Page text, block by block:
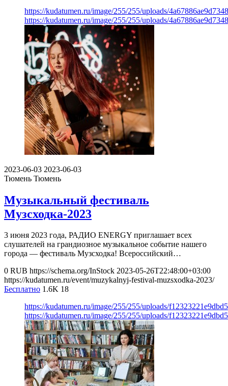
https://kudatumen.ru/image/255/255/uploads/
https://kudatumen.ru/image/255/255/uploads/
2023-06-03 2023-06-03
Тюмень Тюмень
Музыкальный фестиваль
Музсходка-2023
3 июня 2023 года, РАДИО ENERGY приглашает всех
слушателей на грандиозное музыкальное событие нашего
города — фестиваль Музсходка! Всероссийский…
0 RUB https://schema.org/InStock 2023-05-26T22:48:00+03:00
https://kudatumen.ru/event/muzykalnyj-festival-muzsxodka-2023/
Бесплатно 1.6K 18
https://kudatumen.ru/image/255/255/uploads/
https://kudatumen.ru/image/255/255/uploads/